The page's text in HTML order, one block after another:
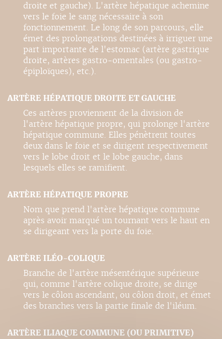
droite et gauche). L'artère hépatique achemine
vers le foie le sang nécessaire à son
fonctionnement. Le long de son parcours, elle
émet des prolongations destinées à irriguer une
part importante de l'estomac (artère gastrique
droite, artères gastro-omentales (ou gastro-
épiploïques), etc.).
ARTÈRE HÉPATIQUE DROITE ET GAUCHE
Ces artères proviennent de la division de
l'artère hépatique propre, qui prolonge l'artère
hépatique commune. Elles pénètrent toutes
deux dans le foie et se dirigent respectivement
vers le lobe droit et le lobe gauche, dans
lesquels elles se ramifient.
ARTÈRE HÉPATIQUE PROPRE
Nom que prend l'artère hépatique commune
après avoir marqué un tournant vers le haut en
se dirigeant vers la porte du foie.
ARTÈRE ILÉO-COLIQUE
Branche de l'artère mésentérique supérieure
qui, comme l'artère colique droite, se dirige
vers le côlon ascendant, ou côlon droit, et émet
des branches vers la partie finale de l'iléum.
ARTÈRE ILIAQUE COMMUNE (OU PRIMITIVE)